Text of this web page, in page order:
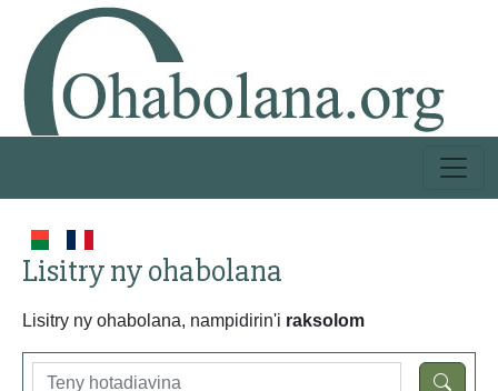
Lisitry ny ohabolana
Lisitry ny ohabolana, nampidirin'i raksolom